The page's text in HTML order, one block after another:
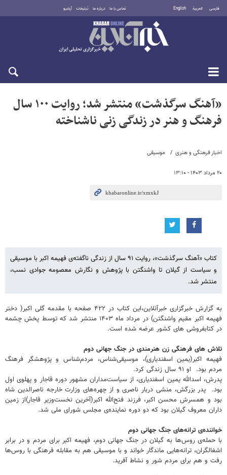
فارسی العربية English تماس با ما درباره ما تبلیغات آرشیو
یکشنبه ۱۸ مرداد ۱۴۰۵
اخبار فرهنگی و هنری موسیقی
۲۰ مرداد ۱۴۰۳ - ۱۳:۱۰
«آهنگ سرگذشت» منتشر شد؛ روایت ۱۰۰ سال
فرهنگ و هنر در زندگی زنی ناشناخته
کتاب «آهنگ سرگذشت»، روایت ۹۱ سال از زندگی ناگفته‌ی فهیمه اکبر با موسیقی
و سیاست از گیلان تا واشنگتن با پژوهش و نگارش معصومه جوادی نسب،
منتشر شد.
به گزارش خبرگزاری خبرآنلاین،این کتاب در ۴۲۲ صفحه با مقدمه گلی اکبر( دختر
فهیمه اکبر مقیم واشنگتن) در مرداد ماه ۱۴۰۳ منتشر شد که توسط پخش چشمه
در کتابفروشی های کشور عرضه شده است.
تلاش های فرهنگی زن هنرمندی در جنگ جهانی دوم
فهیمه اکبر(یمین اسفندیاری)، موسیقی‌شناس، مردم‌شناس و پژوهشگر فرهنگ
مردم بود. او ۹۱ سال زندگی کرد.
پدرش، اسدالله یمین اسفندیاری، از سیاست‌مداران مشهور دوره قاجار و پهلوی اول
بود. پدر بزرگش، منشی دربار ناصری و از چهره‌های وزارت خارجه ناصرالدین شاه
بود و همسرش محسن اکبر، فرزند فتح‌الله اکبر(آخرین نخست‌وزیر قاجار)از زمین
داران معروف گیلان بود که دو دوره نماینده‌ی مجلس شورای ملی شد.
خواننده‌ی ترانه‌های جنگ جهانی دوم
با حمله‌ی روس‌ها به گیلان در جنگ جهانی دوم، فهیمه اکبر برای مردم و در برابر
اشغالگران، ترانه‌هایی ماندگار خواند و با موسیقی هم به مقابله فرهنگی با روس‌ها
رفت و هم برای مردم شور و نشاط آفرید.